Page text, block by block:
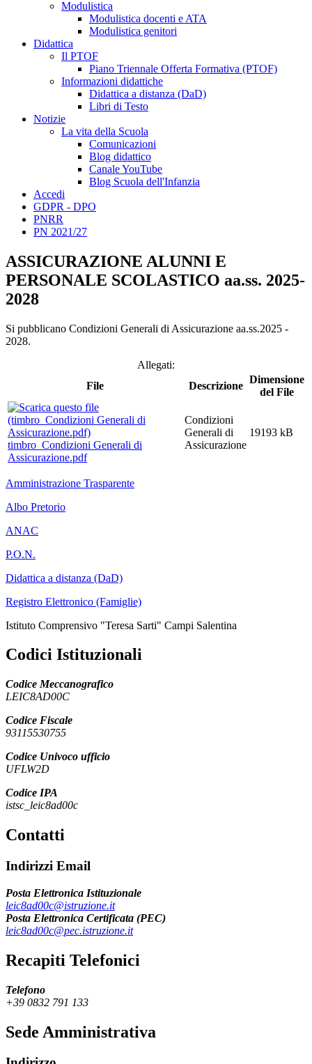
Modulistica
Modulistica docenti e ATA
Modulistica genitori
Didattica
Il PTOF
Piano Triennale Offerta Formativa (PTOF)
Informazioni didattiche
Didattica a distanza (DaD)
Libri di Testo
Notizie
La vita della Scuola
Comunicazioni
Blog didattico
Canale YouTube
Blog Scuola dell'Infanzia
Accedi
GDPR - DPO
PNRR
PN 2021/27
ASSICURAZIONE ALUNNI E
PERSONALE SCOLASTICO aa.ss. 2025-
2028
Si pubblicano Condizioni Generali di Assicurazione aa.ss.2025 -
2028.
Allegati:
File
Descrizione
Dimensione
del File
timbro_Condizioni Generali di
Assicurazione.pdf
Condizioni
Generali di
Assicurazione
19193 kB
Amministrazione Trasparente
Albo Pretorio
ANAC
P.O.N.
Didattica a distanza (DaD)
Registro Elettronico (Famiglie)
Istituto Comprensivo "Teresa Sarti" Campi Salentina
Codici Istituzionali
Codice Meccanografico
LEIC8AD00C
Codice Fiscale
93115530755
Codice Univoco ufficio
UFLW2D
Codice IPA
istsc_leic8ad00c
Contatti
Indirizzi Email
Posta Elettronica Istituzionale
leic8ad00c@istruzione.it
Posta Elettronica Certificata (PEC)
leic8ad00c@pec.istruzione.it
Recapiti Telefonici
Telefono
+39 0832 791 133
Sede Amministrativa